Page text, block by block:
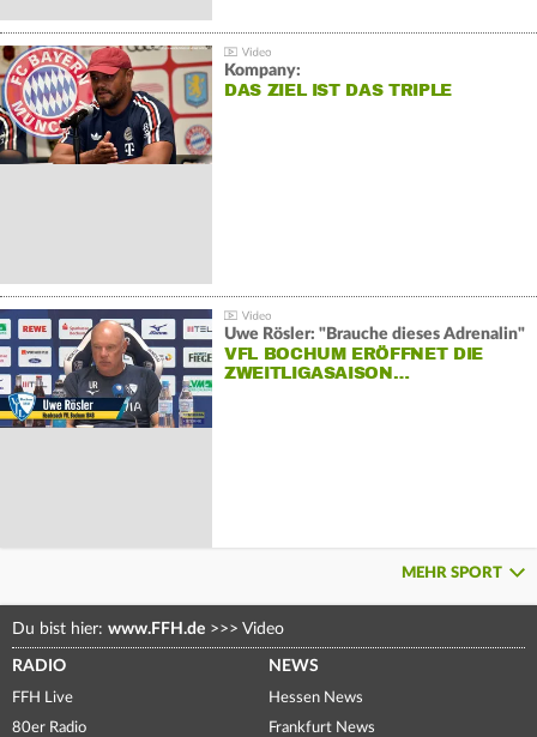
Kompany:
DAS ZIEL IST DAS TRIPLE
Uwe Rösler: "Brauche dieses Adrenalin"
VFL BOCHUM ERÖFFNET DIE
ZWEITLIGASAISON…
MEHR SPORT
Du bist hier: www.FFH.de >>> Video
RADIO
FFH Live
80er Radio
NEWS
Hessen News
Frankfurt News